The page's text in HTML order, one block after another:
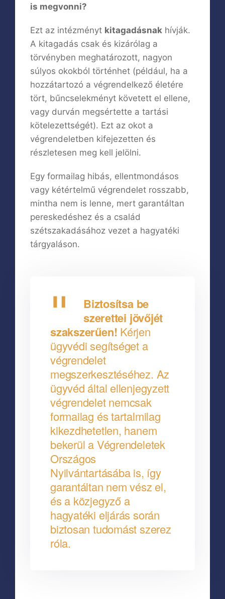
is megvonni?
Ezt az intézményt kitagadásnak hívják.
A kitagadás csak és kizárólag a
törvényben meghatározott, nagyon
súlyos okokból történhet (például, ha a
hozzátartozó a végrendelkező életére
tört, bűncselekményt követett el ellene,
vagy durván megsértette a tartási
kötelezettségét). Ezt az okot a
végrendeletben kifejezetten és
részletesen meg kell jelölni.
Egy formailag hibás, ellentmondásos
vagy kétértelmű végrendelet rosszabb,
mintha nem is lenne, mert garantáltan
pereskedéshez és a család
szétszakadásához vezet a hagyatéki
tárgyaláson.
Biztosítsa be
szerettei jövőjét
szakszerűen! Kérjen
ügyvédi segítséget a
végrendelet
megszerkesztéséhez. Az
ügyvéd által ellenjegyzett
végrendelet nemcsak
formailag és tartalmilag
kikezdhetetlen, hanem
bekerül a Végrendeletek
Országos
Nyilvántartásába is, így
garantáltan nem vész el,
és a közjegyző a
hagyatéki eljárás során
biztosan tudomást szerez
róla.